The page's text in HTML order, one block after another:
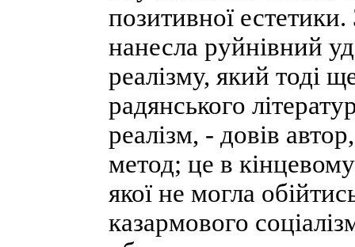
позитивної
нанесла руйнівний
реалізму, який тоді
радянського
реалізм, - довів
метод; це в
якої не могла
казармового